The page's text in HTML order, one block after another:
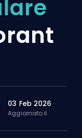
03 Feb 2026
Aggiornato il